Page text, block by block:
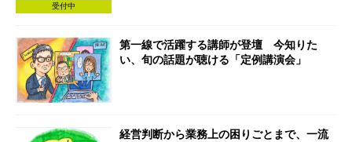
受付中
第一線で活躍する講師が登壇 今知りた
い、旬の話題が聴ける「定例講演会」
経営判断から業務上の困りごとまで、一流